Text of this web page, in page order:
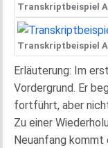
Transkriptbeispiel
Transkriptbeispiel
Erläuterung: Im
Vordergrund. Er
fortführt, aber
Zu einer
Neuanfang kommt